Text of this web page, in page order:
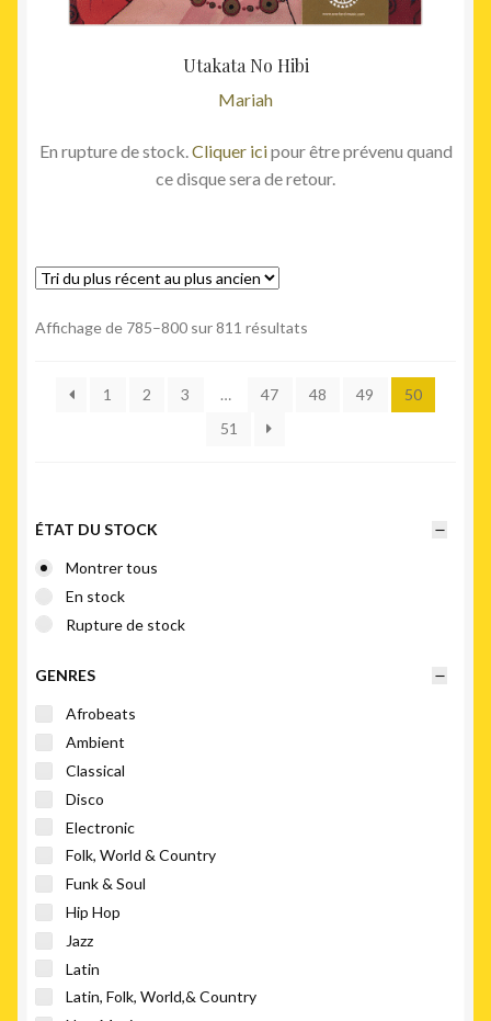
Utakata No Hibi
Mariah
En rupture de stock.Cliquer icipour être prévenu quand
ce disque sera de retour.
page
Affichage de 785–800 sur 811 résultats
récent
1 2 3 … 47 48 49
50
51
ÉTAT DU STOCK
Montrer tous
En stock
Rupture de stock
GENRES
Afrobeats
Ambient
Classical
Disco
Electronic
Folk, World & Country
Funk & Soul
Hip Hop
Jazz
Latin
Latin, Folk, World,& Country